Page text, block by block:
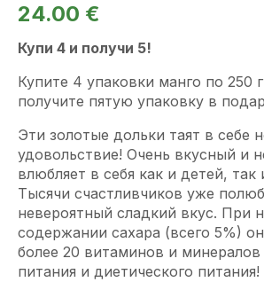
24.00 €
Купи 4 и получи 5!
Купите 4 упаковки манго по 250
получите пятую упаковку в
Эти золотые дольки таят в себе
удовольствие! Очень вкусный и
влюбляет в себя как и детей, так
Тысячи счастливчиков уже
невероятный сладкий вкус. При
содержании сахара (всего 5%)
более 20 витаминов и минералов
питания и диетического питания!